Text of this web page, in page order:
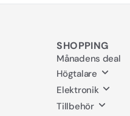
SHOPPING
Månadens deal
Högtalare
Elektronik
Tillbehör